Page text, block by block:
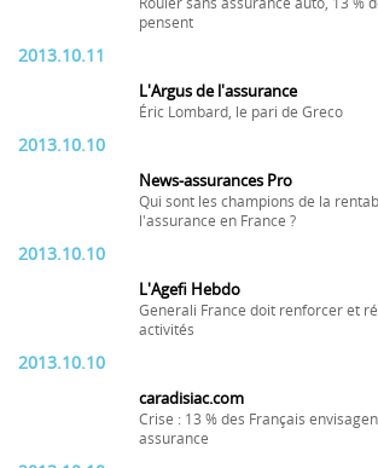
Rouler sans assurance auto, 13 %
pensent
2013.10.11
L'Argus de l'assurance
Éric Lombard, le pari de Greco
2013.10.10
News-assurances Pro
Qui sont les champions de la
l'assurance en France ?
2013.10.10
L'Agefi Hebdo
Generali France doit renforcer et
activités
2013.10.10
caradisiac.com
Crise : 13 % des Français
assurance